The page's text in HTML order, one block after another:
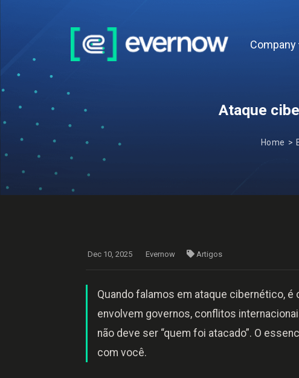
Company
Ataque
Home
Dec 10, 2025 Evernow Artigos
Quando falamos em ataque cibernético,
envolvem governos, conflitos
não deve ser “quem foi atacado”. O
com você.